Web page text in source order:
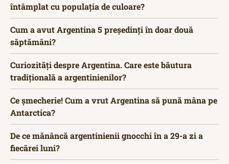
întâmplat cu populația de culoare?
Cum a avut Argentina 5 președinți în doar două
săptămâni?
Curiozități despre Argentina. Care este băutura
tradițională a argentinienilor?
Ce șmecherie! Cum a vrut Argentina să pună mâna pe
Antarctica?
De ce mănâncă argentinienii gnocchi în a 29-a zi a
fiecărei luni?